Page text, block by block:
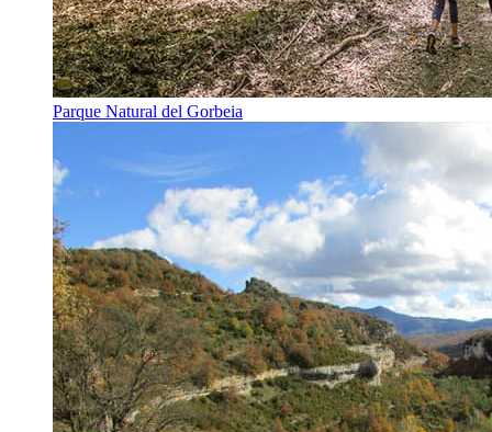
Parque Natural del Gorbeia